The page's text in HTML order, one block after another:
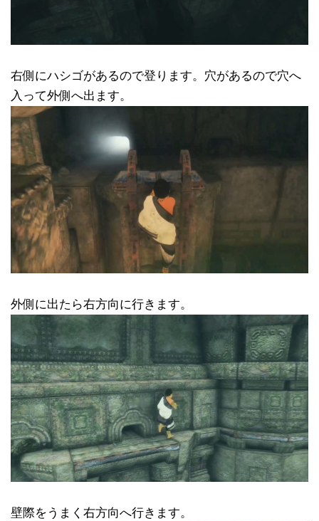
右側にハシゴがあるので登ります。穴があるので穴へ
入って外側へ出ます。
外側に出たら右方向に行きます。
壁際をうまく右方向へ行きます。